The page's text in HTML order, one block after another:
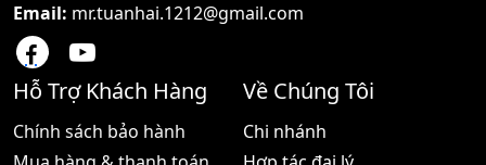
Email: mr.tuanhai.1212@gmail.com
Hỗ Trợ Khách Hàng
Chính sách bảo hành
Về Chúng Tôi
Chi nhánh